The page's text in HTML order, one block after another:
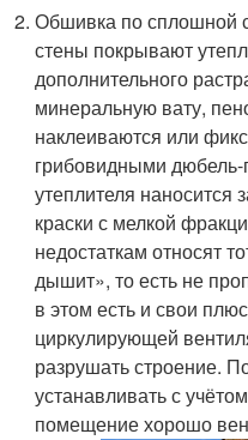
Обшивка по сплошной
стены покрывают
дополнительного
минеральную вату,
наклеиваются или
грибовидными
утеплителя наносится
краски с мелкой
недостаткам относят
дышит», то есть не
в этом есть и свои
циркулирующей
разрушать строение.
устанавливать с
помещение хорошо